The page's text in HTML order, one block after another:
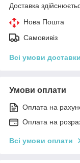
Доставка
Нова Пошта
Самовивіз
Всі умови доставки
Умови оплати
Оплата на
Оплата на
Всі умови оплати